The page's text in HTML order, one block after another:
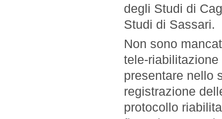
degli Studi di
Studi di Sassari.
Non sono
tele-
presentare nello
registrazione
protocollo